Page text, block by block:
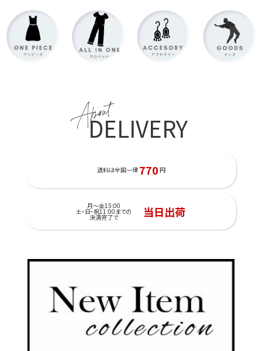
About
DELIVERY
送料は全国一律 770 円
月～金15:00
土・日・祝11:00までの
決済完了で 当日出荷